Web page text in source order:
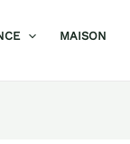
MAISON